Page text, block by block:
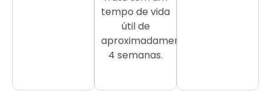
tempo de vida
útil de
aproximadamente
4 semanas.